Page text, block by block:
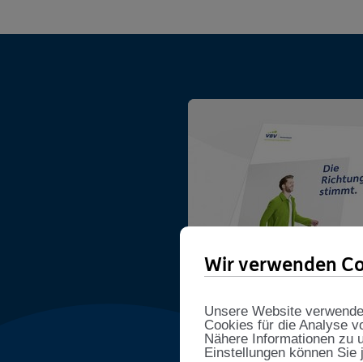
Wir verwenden
Unsere Website
Cookies für die Analyse
Nähere Informationen zu
Einstellungen können